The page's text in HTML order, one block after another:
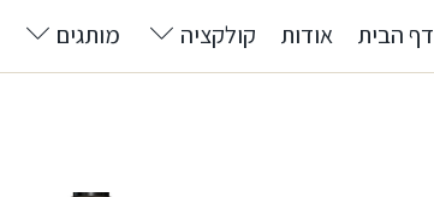
דף הבית אודות קולקציה מותגים